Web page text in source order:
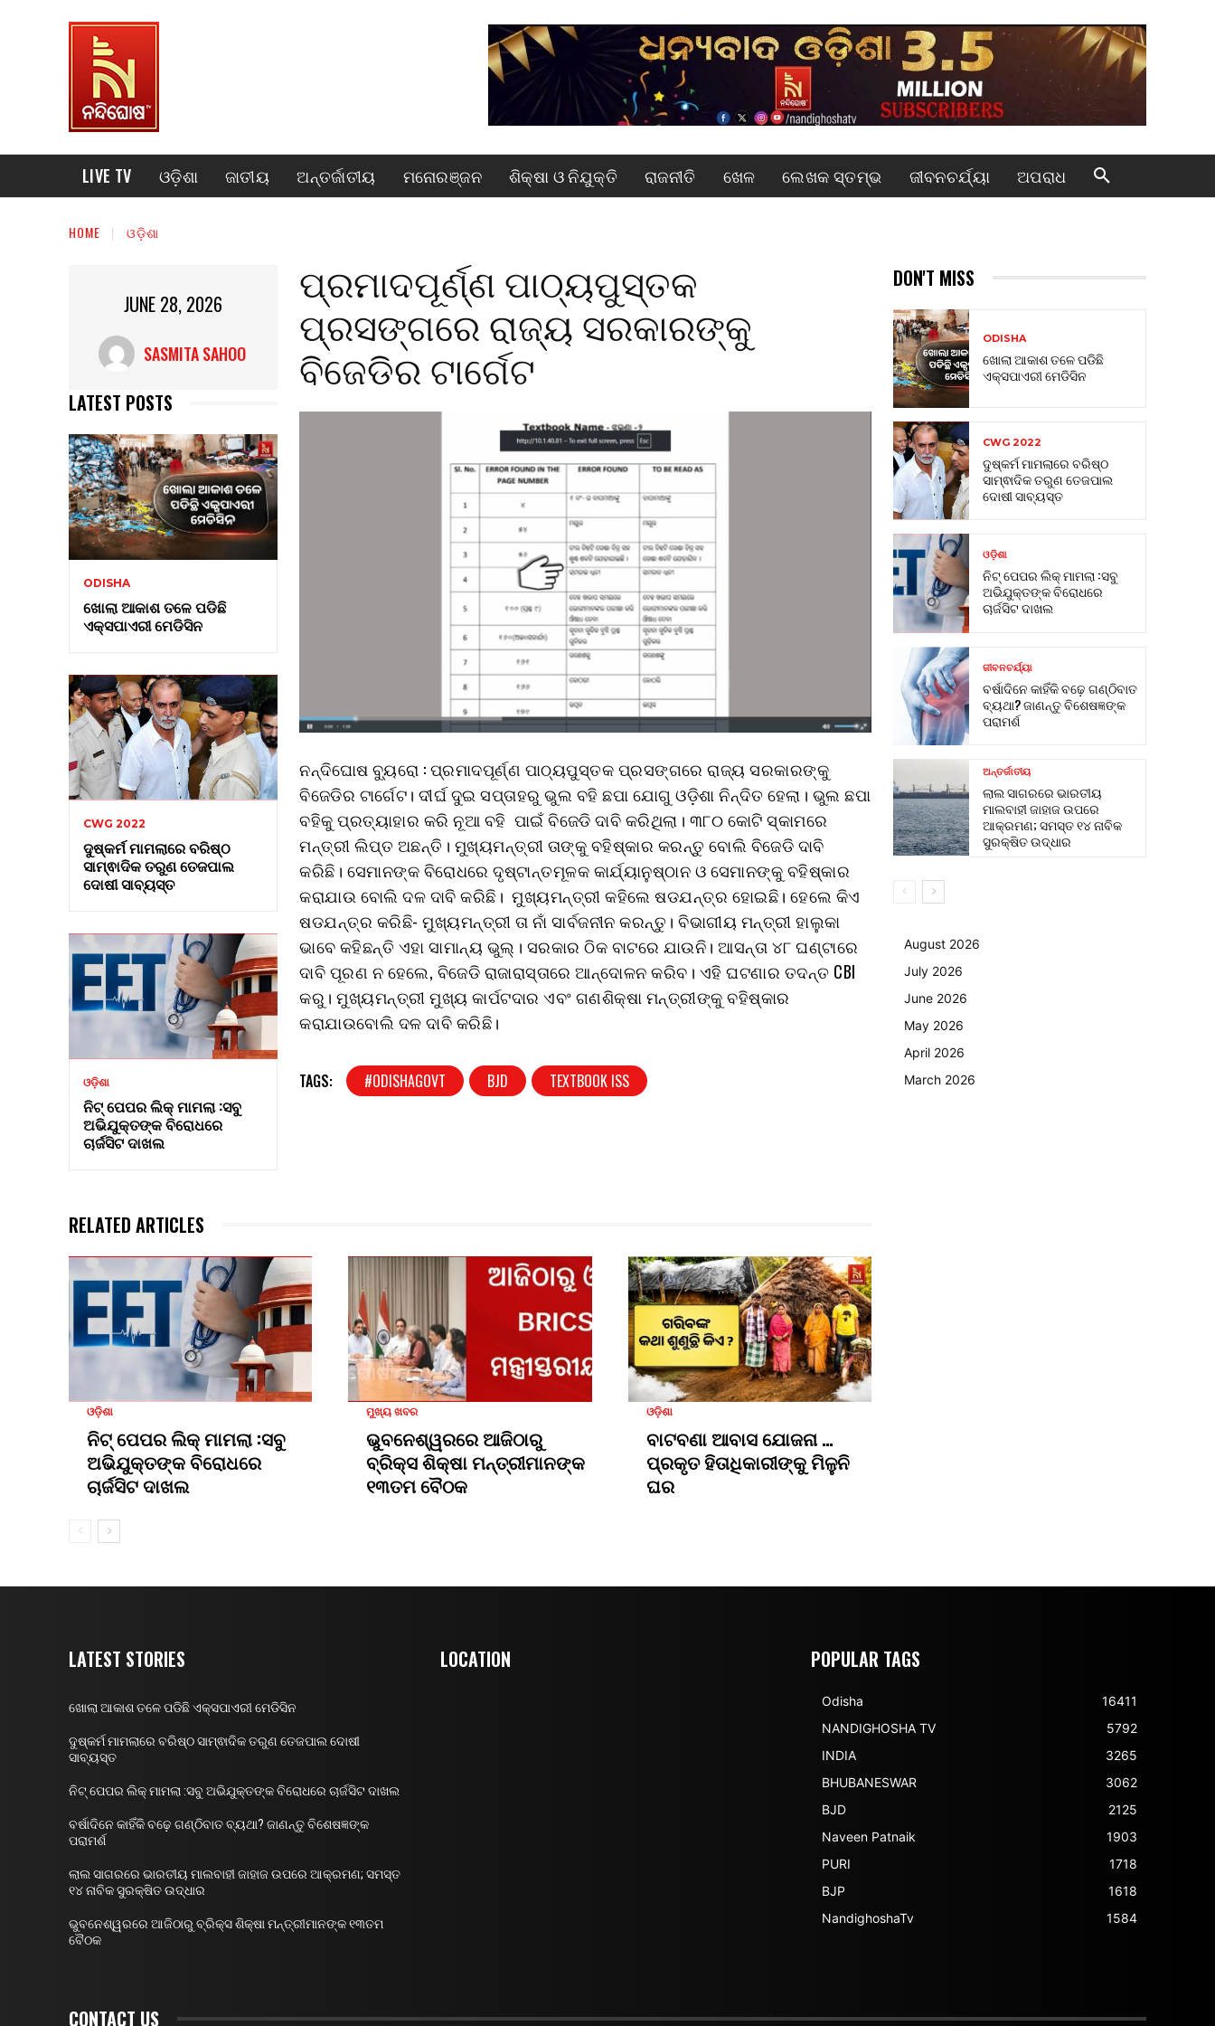
LIVE TV ଓଡ଼ିଶା ଜାତୀୟ ଅନ୍ତର୍ଜାତୀୟ ମନୋରଞ୍ଜନ ଶିକ୍ଷା ଓ ନିଯୁକ୍ତି ରାଜନୀତି ଖେଳ ଲେଖକ ସ୍ତମ୍ଭ ଜୀବନଚର୍ଯ୍ୟା ଅପରାଧ
HOME ଓଡ଼ିଶା
JUNE 28, 2026
SASMITA SAHOO
LATEST POSTS
ODISHA
ଖୋଲା ଆକାଶ ତଳେ ପଡିଛି
ଏକ୍ସପାଏରୀ ମେଡିସିନ
CWG 2022
ଦୁଷ୍କର୍ମ ମାମଲାରେ ବରିଷ୍ଠ
ସାମ୍ଵାଦିକ ତରୁଣ ତେଜପାଲ
ଦୋଷୀ ସାବ୍ୟସ୍ତ
ଓଡ଼ିଶା
ନିଟ୍ ପେପର ଲିକ୍ ମାମଲା :ସବୁ
ଅଭିଯୁକ୍ତଙ୍କ ବିରୋଧରେ
ଚାର୍ଜସିଟ ଦାଖଲ
ପ୍ରମାଦପୂର୍ଣ୍ଣ ପାଠ୍ୟପୁସ୍ତକ
ପ୍ରସଙ୍ଗରେ ରାଜ୍ୟ ସରକାରଙ୍କୁ
ବିଜେଡିର ଟାର୍ଗେଟ
ନନ୍ଦିଘୋଷ ବ୍ୟୁରୋ : ପ୍ରମାଦପୂର୍ଣ୍ଣ ପାଠ୍ୟପୁସ୍ତକ ପ୍ରସଙ୍ଗରେ ରାଜ୍ୟ ସରକାରଙ୍କୁ
ବିଜେଡିର ଟାର୍ଗେଟ। ଦୀର୍ଘ ଦୁଇ ସପ୍ତାହରୁ ଭୁଲ ବହି ଛପା ଯୋଗୁ ଓଡ଼ିଶା ନିନ୍ଦିତ ହେଲା। ଭୁଲ ଛପା
ବହିକୁ ପ୍ରତ୍ୟାହାର କରି ନୂଆ ବହି ପାଇଁ ବିଜେଡି ଦାବି କରିଥିଲା। ୩୮୦ କୋଟି ସ୍କାମରେ
ମନ୍ତ୍ରୀ ଲିପ୍ତ ଅଛନ୍ତି। ମୁଖ୍ୟମନ୍ତ୍ରୀ ତାଙ୍କୁ ବହିଷ୍କାର କରନ୍ତୁ ବୋଲି ବିଜେଡି ଦାବି
କରିଛି। ସେମାନଙ୍କ ବିରୋଧରେ ଦୃଷ୍ଟାନ୍ତମୂଳକ କାର୍ଯ୍ୟାନୁଷ୍ଠାନ ଓ ସେମାନଙ୍କୁ ବହିଷ୍କାର
କରାଯାଉ ବୋଲି ଦଳ ଦାବି କରିଛି। ମୁଖ୍ୟମନ୍ତ୍ରୀ କହିଲେ ଷଡଯନ୍ତ୍ର ହୋଇଛି। ହେଲେ କିଏ
ଷଡଯନ୍ତ୍ର କରିଛି- ମୁଖ୍ୟମନ୍ତ୍ରୀ ତା ନାଁ ସାର୍ବଜନୀନ କରନ୍ତୁ। ବିଭାଗୀୟ ମନ୍ତ୍ରୀ ହାଲୁକା
ଭାବେ କହିଛନ୍ତି ଏହା ସାମାନ୍ୟ ଭୁଲ୍। ସରକାର ଠିକ ବାଟରେ ଯାଉନି। ଆସନ୍ତା ୪୮ ଘଣ୍ଟାରେ
ଦାବି ପୂରଣ ନ ହେଲେ, ବିଜେଡି ରାଜାରାସ୍ତାରେ ଆନ୍ଦୋଳନ କରିବ। ଏହି ଘଟଣାର ତଦନ୍ତ CBI
କରୁ। ମୁଖ୍ୟମନ୍ତ୍ରୀ ମୁଖ୍ୟ କାର୍ପଟଦାର ଏବଂ ଗଣଶିକ୍ଷା ମନ୍ତ୍ରୀଙ୍କୁ ବହିଷ୍କାର
କରାଯାଉବୋଲି ଦଳ ଦାବି କରିଛି।
TAGS: #ODISHAGOVT BJD TEXTBOOK ISS
RELATED ARTICLES
ଓଡ଼ିଶା
ନିଟ୍ ପେପର ଲିକ୍ ମାମଲା :ସବୁ
ଅଭିଯୁକ୍ତଙ୍କ ବିରୋଧରେ
ଚାର୍ଜସିଟ ଦାଖଲ
ମୁଖ୍ୟ ଖବର
ଭୁବନେଶ୍ୱରରେ ଆଜିଠାରୁ
ବ୍ରିକ୍ସ ଶିକ୍ଷା ମନ୍ତ୍ରୀମାନଙ୍କ
୧୩ତମ ବୈଠକ
ଓଡ଼ିଶା
ବାଟବଣା ଆବାସ ଯୋଜନା …
ପ୍ରକୃତ ହିତାଧିକାରୀଙ୍କୁ ମିଳୁନି
ଘର
DON'T MISS
ODISHA
ଖୋଲା ଆକାଶ ତଳେ ପଡିଛି
ଏକ୍ସପାଏରୀ ମେଡିସିନ
CWG 2022
ଦୁଷ୍କର୍ମ ମାମଲାରେ ବରିଷ୍ଠ
ସାମ୍ଵାଦିକ ତରୁଣ ତେଜପାଲ
ଦୋଷୀ ସାବ୍ୟସ୍ତ
ଓଡ଼ିଶା
ନିଟ୍ ପେପର ଲିକ୍ ମାମଲା :ସବୁ
ଅଭିଯୁକ୍ତଙ୍କ ବିରୋଧରେ
ଚାର୍ଜସିଟ ଦାଖଲ
ଜୀବନଚର୍ଯ୍ୟା
ବର୍ଷାଦିନେ କାହିଁକି ବଢ଼େ ଗଣ୍ଠିବାତ
ବ୍ୟଥା? ଜାଣନ୍ତୁ ବିଶେଷଜ୍ଞଙ୍କ
ପରାମର୍ଶ
ଅନ୍ତର୍ଜାତୀୟ
ଲାଲ ସାଗରରେ ଭାରତୀୟ
ମାଲବାହୀ ଜାହାଜ ଉପରେ
ଆକ୍ରମଣ; ସମସ୍ତ ୧୪ ନାବିକ
ସୁରକ୍ଷିତ ଉଦ୍ଧାର
August 2026
July 2026
June 2026
May 2026
April 2026
March 2026
LATEST STORIES
ଖୋଲା ଆକାଶ ତଳେ ପଡିଛି ଏକ୍ସପାଏରୀ ମେଡିସିନ
ଦୁଷ୍କର୍ମ ମାମଲାରେ ବରିଷ୍ଠ ସାମ୍ଵାଦିକ ତରୁଣ ତେଜପାଲ ଦୋଷୀ
ସାବ୍ୟସ୍ତ
ନିଟ୍ ପେପର ଲିକ୍ ମାମଲା :ସବୁ ଅଭିଯୁକ୍ତଙ୍କ ବିରୋଧରେ ଚାର୍ଜସିଟ ଦାଖଲ
ବର୍ଷାଦିନେ କାହିଁକି ବଢ଼େ ଗଣ୍ଠିବାତ ବ୍ୟଥା? ଜାଣନ୍ତୁ ବିଶେଷଜ୍ଞଙ୍କ
ପରାମର୍ଶ
ଲାଲ ସାଗରରେ ଭାରତୀୟ ମାଲବାହୀ ଜାହାଜ ଉପରେ ଆକ୍ରମଣ; ସମସ୍ତ
୧୪ ନାବିକ ସୁରକ୍ଷିତ ଉଦ୍ଧାର
ଭୁବନେଶ୍ୱରରେ ଆଜିଠାରୁ ବ୍ରିକ୍ସ ଶିକ୍ଷା ମନ୍ତ୍ରୀମାନଙ୍କ ୧୩ତମ
ବୈଠକ
LOCATION POPULAR TAGS
Odisha
16411
NANDIGHOSHA TV
5792
INDIA
3265
BHUBANESWAR
3062
BJD
2125
Naveen Patnaik
1903
PURI
1718
BJP
1618
NandighoshaTv
1584
CONTACT US